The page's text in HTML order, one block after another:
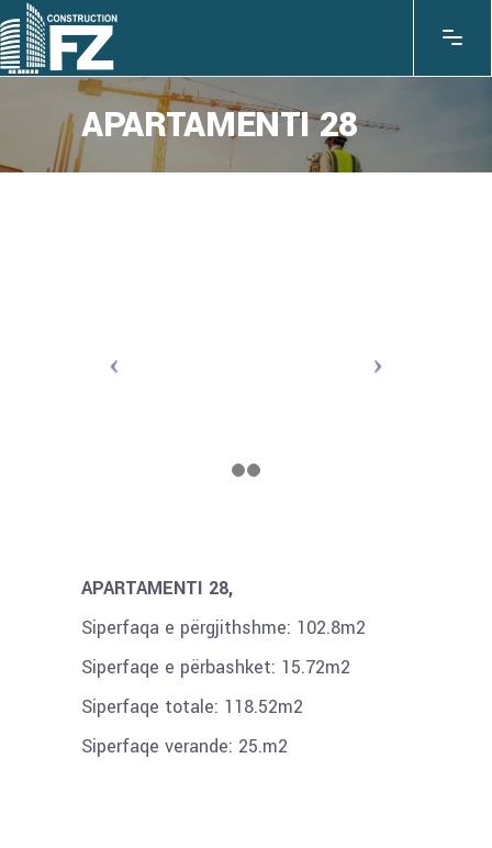
APARTAMENTI 28
APARTAMENTI 28,
Siperfaqa e përgjithshme: 102.8m2
Siperfaqe e përbashket: 15.72m2
Siperfaqe totale: 118.52m2
Siperfaqe verande: 25.m2